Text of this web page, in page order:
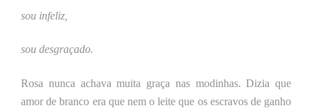
sou infeliz,
sou desgraçado.
Rosa nunca achava muita graça nas modinhas. Dizia que
amor de branco era que nem o leite que os escravos de ganho